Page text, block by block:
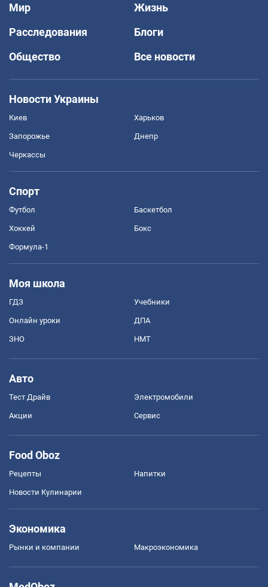
Мир
Жизнь
Расследования
Блоги
Общество
Все новости
Новости Украины
Киев Харьков
Запорожье Днепр
Черкассы
Спорт
Футбол Баскетбол
Хоккей Бокс
Формула-1
Моя школа
ГДЗ Учебники
Онлайн уроки ДПА
ЗНО НМТ
Авто
Тест Драйв Электромобили
Акции Сервис
Food Oboz
Рецепты Напитки
Новости Кулинарии
Экономика
Рынки и компании Mакроэкономика